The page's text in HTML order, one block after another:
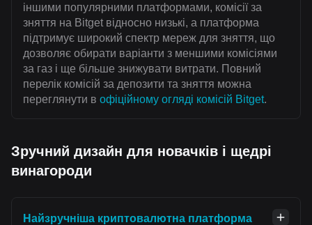
іншими популярними платформами, комісії за
зняття на Bitget відносно низькі, а платформа
підтримує широкий спектр мереж для зняття, що
дозволяє обирати варіанти з меншими комісіями
за газ і ще більше знижувати витрати. Повний
перелік комісій за депозити та зняття можна
переглянути в офіційному огляді комісій Bitget.
Зручний дизайн для новачків і щедрі
винагороди
Найзручніша криптовалютна платформа